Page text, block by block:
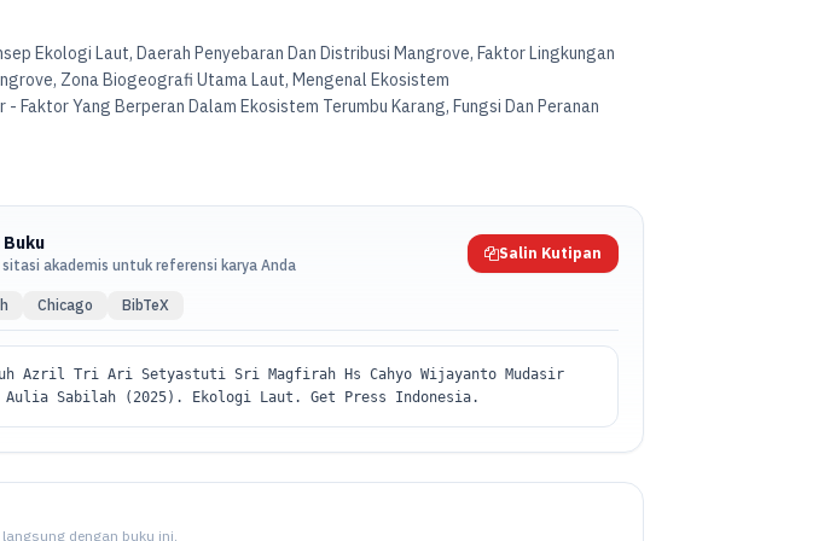
Ekologi Laut, Daerah Penyebaran Dan Distribusi Mangrove, Faktor Lingkungan
Zona Biogeografi Utama Laut, Mengenal Ekosistem
- Faktor Yang Berperan Dalam Ekosistem Terumbu Karang, Fungsi Dan Peranan
akademis untuk referensi karya Anda
Salin Kutipan
Chicago BibTeX
Azril Tri Ari Setyastuti Sri Magfirah Hs Cahyo Wijayanto Mudasir
Aulia Sabilah (2025). Ekologi Laut. Get Press Indonesia.
dengan buku ini.